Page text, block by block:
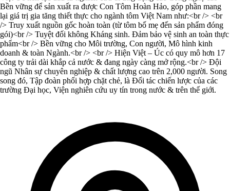
Bền vững để sản xuất ra được Con Tôm Hoàn Hảo, góp phần mang
lại giá trị gia tăng thiết thực cho ngành tôm Việt Nam như:<br /> <br
/> Truy xuất nguồn gốc hoàn toàn (từ tôm bố mẹ đến sản phẩm đóng
gói)<br /> Tuyệt đối không Kháng sinh. Đảm bảo vệ sinh an toàn thực
phẩm<br /> Bền vững cho Môi trường, Con người, Mô hình kinh
doanh & toàn Ngành.<br /> <br /> Hiện Việt – Úc có quy mô hơn 17
công ty trải dài khắp cả nước & đang ngày càng mở rộng.<br /> Đội
ngũ Nhân sự chuyên nghiệp & chất lượng cao trên 2,000 người. Song
song đó, Tập đoàn phối hợp chặt chẻ, là Đối tác chiến lược của các
trường Đại học, Viện nghiên cứu uy tín trong nước & trên thế giới.